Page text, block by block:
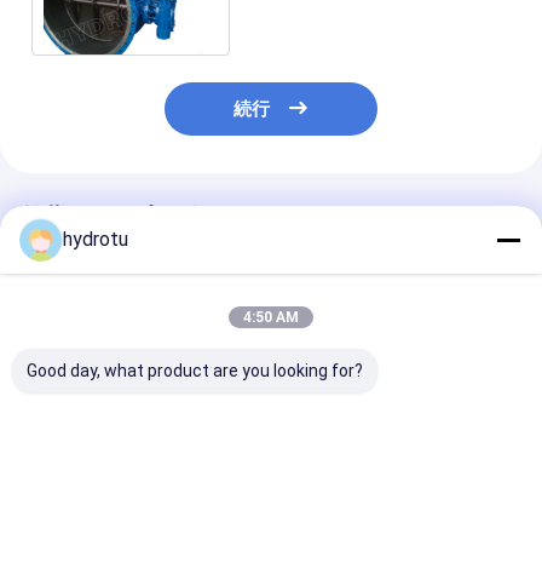
続行
推薦されたプロダクト
hydrotu
4:50 AM
Good day, what product are you looking for?